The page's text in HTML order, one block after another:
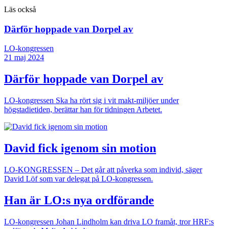
Läs också
Därför hoppade van Dorpel av
LO-kongressen
21 maj 2024
Därför hoppade van Dorpel av
LO-kongressen Ska ha rört sig i vit makt-miljöer under
högstadietiden, berättar han för tidningen Arbetet.
David fick igenom sin motion
LO-KONGRESSEN – Det går att påverka som individ, säger
David Löf som var delegat på LO-kongressen.
Han är LO:s nya ordförande
LO-kongressen Johan Lindholm kan driva LO framåt, tror HRF:s